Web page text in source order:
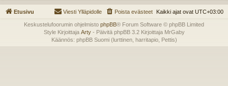
t
Etusivu Kaikki ajat ovat UTC+03:00
Poista evästeet
Viesti Ylläpidolle
Keskustelufoorumin ohjelmisto phpBB® Forum Software © phpBB Limited
Style Kirjoittaja Arty- Päivitä phpBB 3.2 Kirjoittaja MrGaby
Käännös: phpBB Suomi (lurttinen, harritapio, Pettis)